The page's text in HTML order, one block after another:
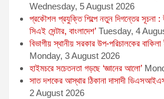
Wednesday, 5 August 2026
প্রকৌশল প্রযুক্তি শিল্পে নতুন দিগন্তের সূচনা
সিএই সেন্টার, বাংলাদেশ’ Tuesday, 4
বিভাগীয় স্থানীয় সরকার উপ-পরিচালকের
Monday, 3 August 2026
হাইমচরে সচেতনতা গড়ছে ‘জ্ঞানের আলো’
সাত দশকের আস্থার ঠিকানা দাসাদী
2 August 2026